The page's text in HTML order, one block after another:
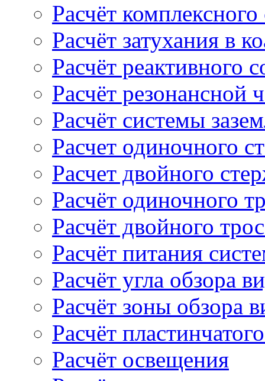
Расчёт
Расчёт затухания в
Расчёт реактивного
Расчёт резонансной
Расчёт системы
Расчет одиночного
Расчет двойного
Расчёт одиночного
Расчёт двойного
Расчёт питания
Расчёт угла обзора
Расчёт зоны обзора
Расчёт
Расчёт освещения